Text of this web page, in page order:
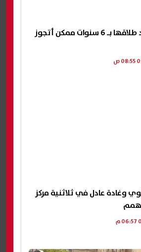
غادة عادل.. بعد طلاقها بـ 6 سنوات ممكن أتجوز
وغادة عادل في ثلاثنية مركز